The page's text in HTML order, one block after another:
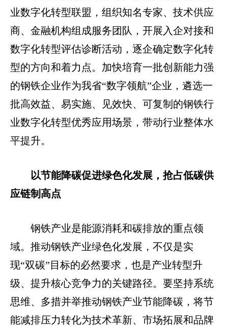
业数字化转型联盟，组织知名专家、技术供应
商、金融机构组成服务团队，开展入企对接和
数字化转型评估诊断活动，逐企确定数字化转
型的方向和着力点。加快培育一批创新能力强
的钢铁企业作为我省“数字领航”企业，遴选一
批高效益、易实施、见效快、可复制的钢铁行
业数字化转型优秀应用场景，带动行业整体水
平提升。
以节能降碳促进绿色化发展，抢占低碳供
应链制高点
钢铁产业是能源消耗和碳排放的重点领
域。推动钢铁产业绿色化发展，不仅是实
现“双碳”目标的必然要求，也是产业转型升
级、提升核心竞争力的关键路径。要坚持系统
思维、多措并举推动钢铁产业节能降碳，将节
能减排压力转化为技术革新、市场拓展和品牌